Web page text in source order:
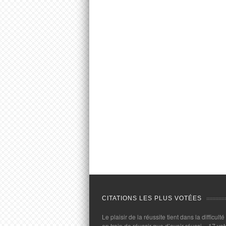
CITATIONS LES PLUS VOTÉES
Le plaisir de la réussite tient dans la